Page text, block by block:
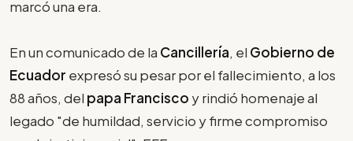
marcó una era.
En un comunicado de la Cancillería, el Gobierno de
Ecuador expresó su pesar por el fallecimiento, a los
88 años, del papa Francisco y rindió homenaje al
legado "de humildad, servicio y firme compromiso